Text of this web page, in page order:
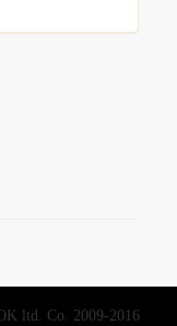
ltd. Co. 2009-2016